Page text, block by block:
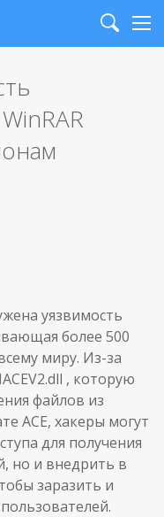
Search
уязвимость
более 500
миру. Из-за
, которую
файлов из
ACE, хакеры могут
для получения
но и внедрить в
заразить и